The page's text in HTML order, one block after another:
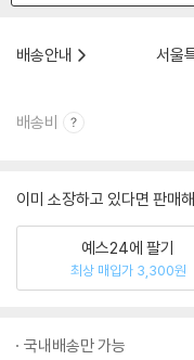
배송안내
서울
배송비
이미 소장하고 있다면 판매
예스24에 팔기
최상 매입가 3,300원
국내배송만 가능